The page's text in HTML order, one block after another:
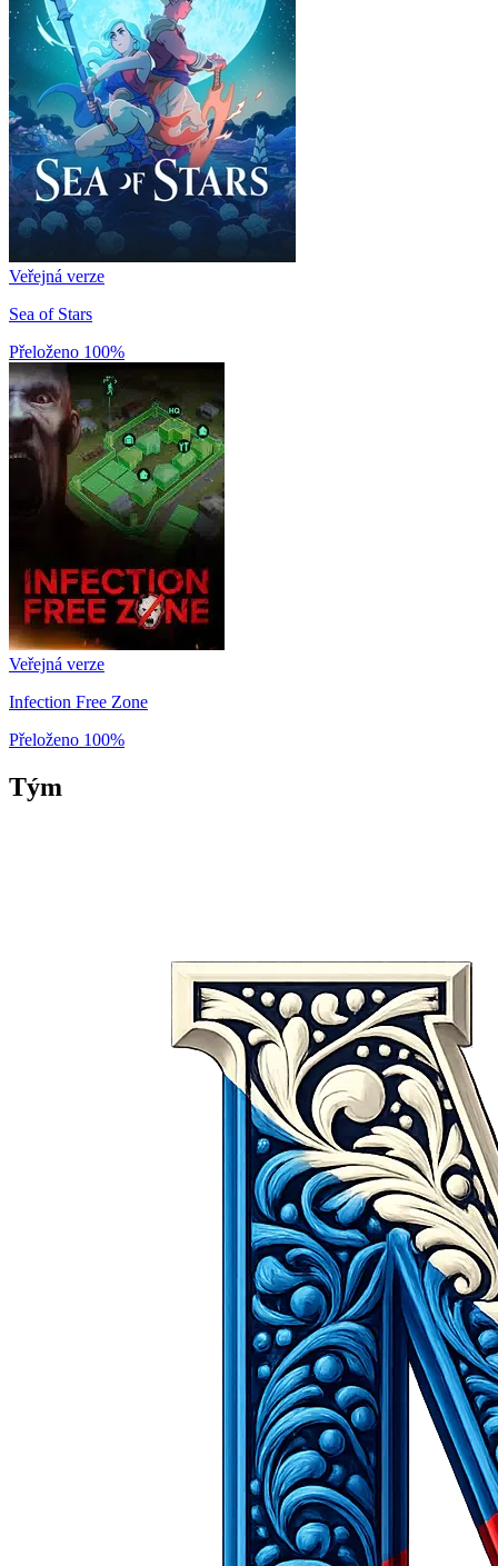
Veřejná verze
Sea of Stars
Přeloženo 100%
Veřejná verze
Infection Free Zone
Přeloženo 100%
Tým